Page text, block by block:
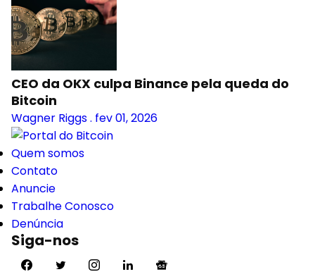
CEO da OKX culpa Binance pela queda do
Bitcoin
Wagner Riggs. fev 01, 2026
Quem somos
Contato
Anuncie
Trabalhe Conosco
Denúncia
Siga-nos